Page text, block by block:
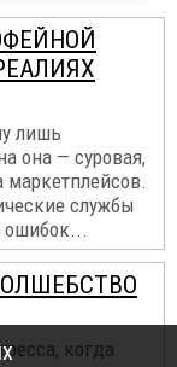
лишь
она — суровая,
маркетплейсов.
службы
ошибок...
когда